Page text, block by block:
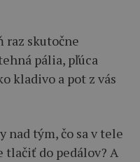
raz skutočne
pália, pľúca
kladivo a pot z vás
nad tým, čo sa v tele
tlačiť do pedálov? A